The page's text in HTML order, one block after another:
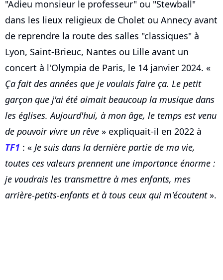
"Adieu monsieur le professeur" ou "Stewball"
dans les lieux religieux de Cholet ou Annecy avant
de reprendre la route des salles "classiques" à
Lyon, Saint-Brieuc, Nantes ou Lille avant un
concert à l'Olympia de Paris, le 14 janvier 2024. «
Ça fait des années que je voulais faire ça. Le petit
garçon que j'ai été aimait beaucoup la musique dans
les églises. Aujourd'hui, à mon âge, le temps est venu
de pouvoir vivre un rêve » expliquait-il en 2022 à
TF1 : « Je suis dans la dernière partie de ma vie,
toutes ces valeurs prennent une importance énorme :
je voudrais les transmettre à mes enfants, mes
arrière-petits-enfants et à tous ceux qui m'écoutent».